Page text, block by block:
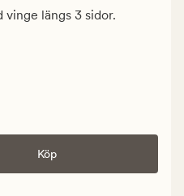
längs 3 sidor.
Köp